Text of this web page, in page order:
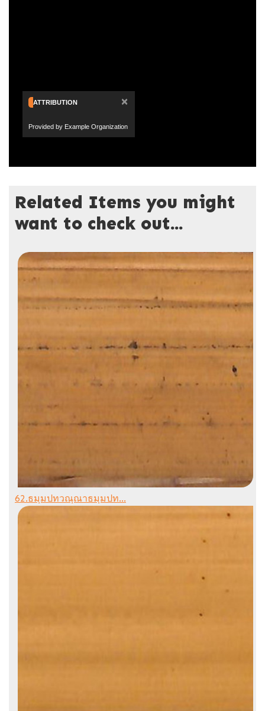
ATTRIBUTION ×
Provided by Example Organization
Related Items you might
want to check out...
62.ธมฺมปทวณฺณาธมฺมปท...